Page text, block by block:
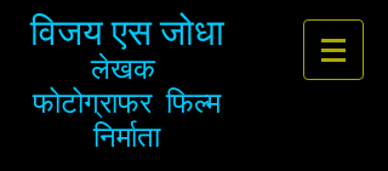
विजय एस जोधा
लेखक
फोटोग्राफर फिल्म
निर्माता